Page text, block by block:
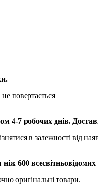
повертається.
4-7 робочих днів.
в залежності від
600 всесвітньовідомих
оригінальні товари.